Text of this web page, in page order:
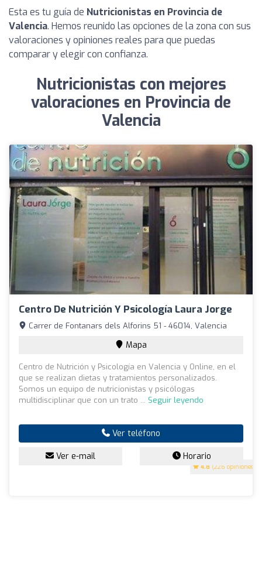
Esta es tu guía de Nutricionistas en Provincia de
Valencia. Hemos reunido las opciones de la zona con sus
valoraciones y opiniones reales para que puedas
comparar y elegir con confianza.
Nutricionistas con mejores
valoraciones en Provincia de
Valencia
Centro De Nutrición Y Psicología Laura Jorge
4.8 (226 opiniones)
Carrer de Fontanars dels Alforins 51 - 46014, Valencia
Mapa
Centro de Nutrición y Psicología en Valencia y Online, en el
que se realizan dietas y tratamientos personalizados.
Somos un equipo de nutricionistas y psicólogas
multidisciplinar que con un trato ... Seguir leyendo
Ver teléfono
Ver e-mail Horario